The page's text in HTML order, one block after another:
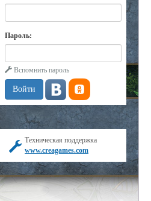
Пароль:
Вспомнить пароль
Техническая поддержка
www.creagames.com